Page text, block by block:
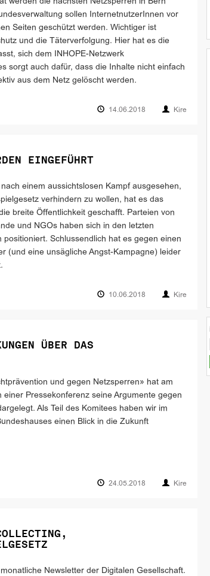
sollen InternetnutzerInnen vor
Seiten geschützt werden. Wichtiger ist
und die Täterverfolgung. Hier hat es die
sich dem INHOPE-Netzwerk
sorgt auch dafür, dass die Inhalte nicht einfach
aus dem Netz gelöscht werden.
14.06.2018 Kire
EINGEFÜHRT
einem aussichtslosen Kampf ausgesehen,
verhindern zu wollen, hat es das
breite Öffentlichkeit geschafft. Parteien von
und NGOs haben sich in den letzten
positioniert. Schlussendlich hat es gegen einen
(und eine unsägliche Angst-Kampagne) leider
10.06.2018 Kire
ÜBER DAS
und gegen Netzsperren» hat am
einer Pressekonferenz seine Argumente gegen
Als Teil des Komitees haben wir im
einen Blick in die Zukunft
24.05.2018 Kire
Newsletter der Digitalen Gesellschaft.